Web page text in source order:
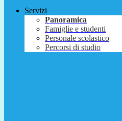
Servizi
Panoramica
Famiglie e studenti
Personale scolastico
Percorsi di studio